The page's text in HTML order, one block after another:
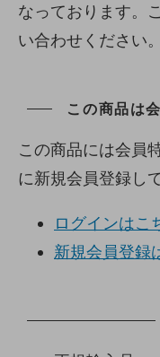
なっております。
い合わせください。
この商品は
この商品には会員
に新規会員登録し
ログインはこ
新規会員登録